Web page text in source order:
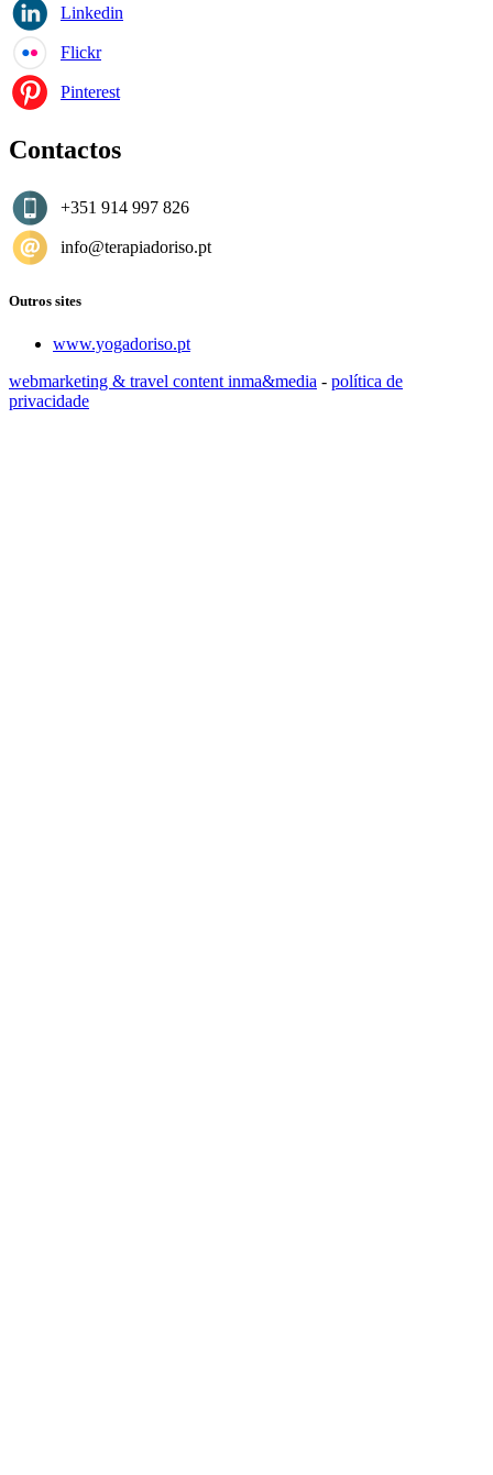
Linkedin
Flickr
Pinterest
Contactos
+351 914 997 826
info@terapiadoriso.pt
Outros sites
www.yogadoriso.pt
webmarketing & travel content inma&media - política de
privacidade